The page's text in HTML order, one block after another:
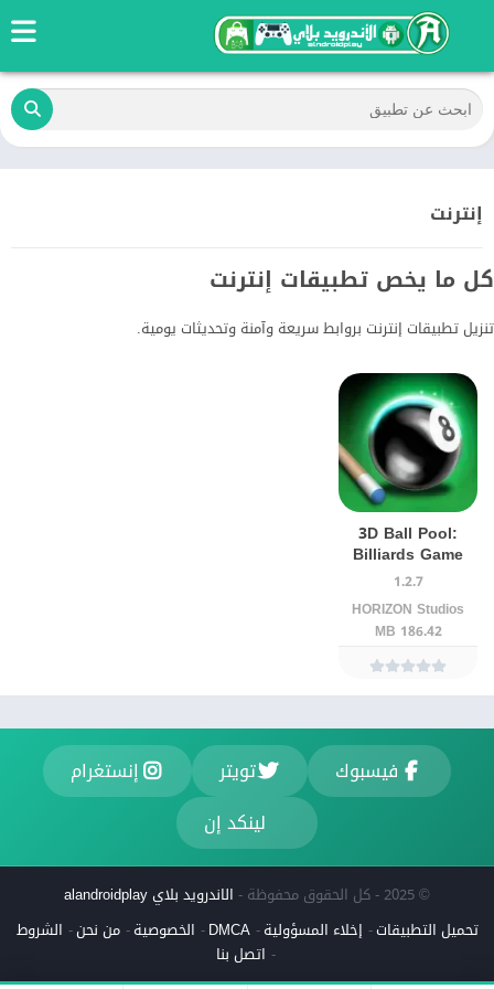
إنترنت
كل ما يخص تطبيقات إنترنت
تنزيل تطبيقات إنترنت بروابط سريعة وآمنة وتحديثات يومية.
3D Ball Pool:
Billiards Game
1.2.7
HORIZON Studios
186.42 MB
فيسبوك تويتر
إنستغرام
لينكد إن
© 2025 - كل الحقوق محفوظة -
الاندرويد بلاي alandroidplay
تحميل التطبيقات إخلاء المسؤولية DMCA الخصوصية من نحن الشروط
اتصل بنا